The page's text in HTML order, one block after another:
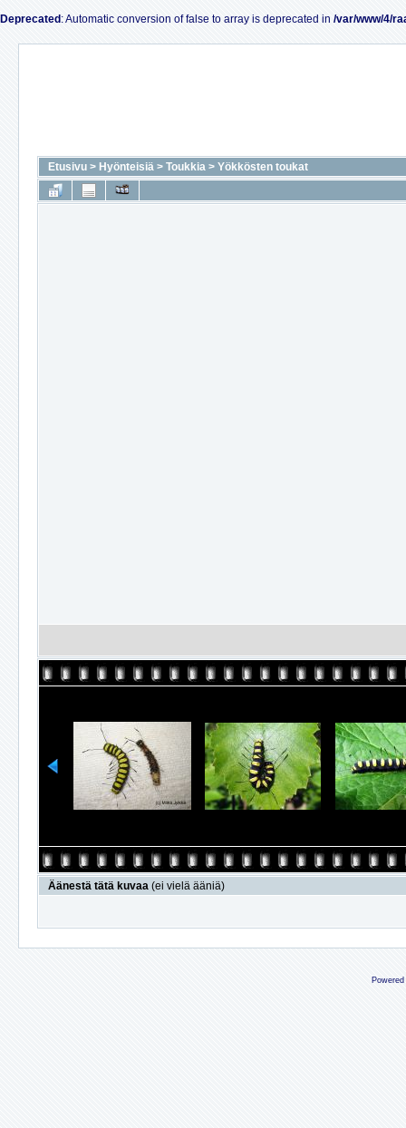
Deprecated : Automatic conversion of false to array is deprecated in /var/www/4/
Etusivu > Hyönteisiä > Toukkia > Yökkösten toukat
Äänestä tätä kuvaa (ei vielä ääniä)